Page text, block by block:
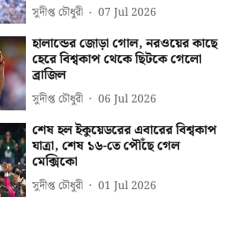
সুদীপ্ত চৌধুরী 07 Jul 2026
হালান্ডের জোড়া গোল, নরওয়ের কাছে
হেরে বিশ্বকাপ থেকে ছিটকে গেলো
ব্রাজিল
সুদীপ্ত চৌধুরী 06 Jul 2026
শেষ হল ইকুয়েডরের এবারের বিশ্বকাপ
যাত্রা, শেষ ১৬-তে পৌঁছে গেল
মেক্সিকো
সুদীপ্ত চৌধুরী 01 Jul 2026